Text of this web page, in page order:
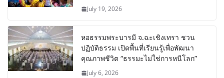
July 19, 2026
หอธรรมพระบารมี จ.ฉะเชิงเทรา ชวน
ปฏิบัติธรรม เปิดพื้นที่เรียนรู้เพื่อพัฒนา
คุณภาพชีวิต “ธรรมะไม่ใช่การหนีโลก”
July 6, 2026